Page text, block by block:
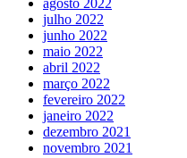
agosto 2022
julho 2022
junho 2022
maio 2022
abril 2022
março 2022
fevereiro 2022
janeiro 2022
dezembro 2021
novembro 2021